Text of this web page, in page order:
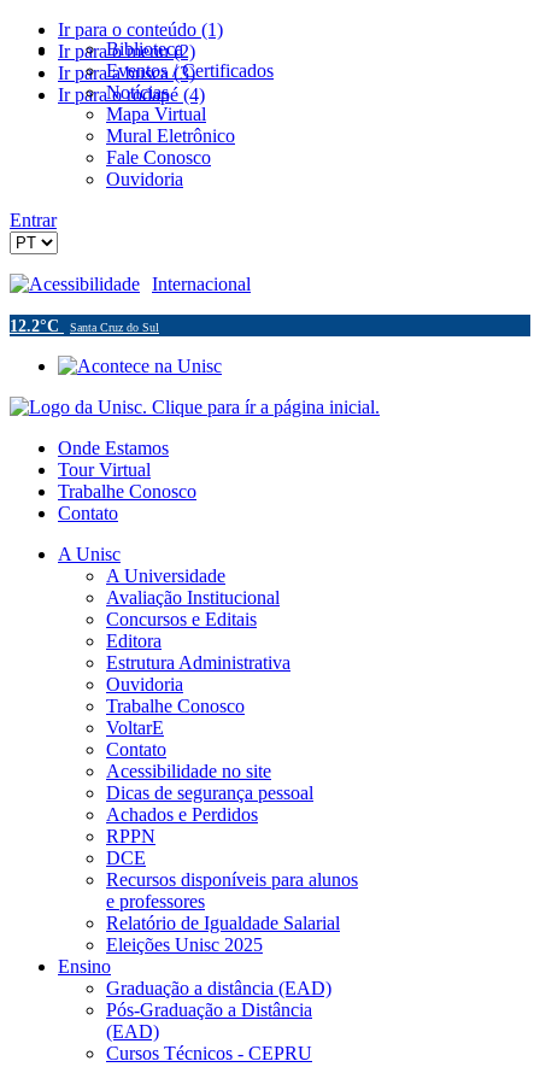
Ir para o conteúdo (1)
Ir para o menu (2)
Ir para a busca (3)
Ir para o rodapé (4)
Biblioteca
Eventos / Certificados
Notícias
Mapa Virtual
Mural Eletrônico
Fale Conosco
Ouvidoria
Entrar
Acessibilidade Internacional
12.2°C Santa Cruz do Sul
Onde Estamos
Tour Virtual
Trabalhe Conosco
Contato
A Unisc
A Universidade
Avaliação Institucional
Concursos e Editais
Editora
Estrutura Administrativa
Ouvidoria
Trabalhe Conosco
VoltarE
Contato
Acessibilidade no site
Dicas de segurança pessoal
Achados e Perdidos
RPPN
DCE
Recursos disponíveis para alunos
e professores
Relatório de Igualdade Salarial
Eleições Unisc 2025
Ensino
Graduação a distância (EAD)
Pós-Graduação a Distância
(EAD)
Cursos Técnicos - CEPRU